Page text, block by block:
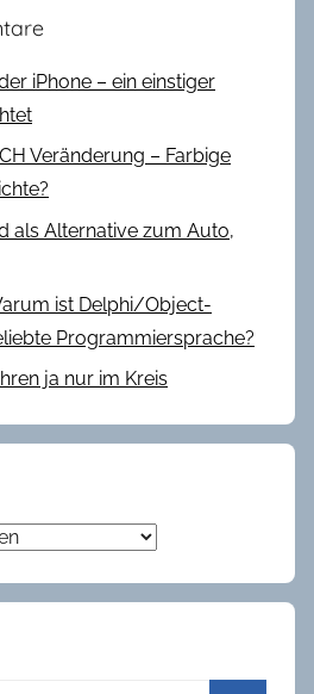
iPhone – ein einstiger
Veränderung – Farbige
als Alternative zum Auto,
ist Delphi/Object-
Programmiersprache?
ja nur im Kreis